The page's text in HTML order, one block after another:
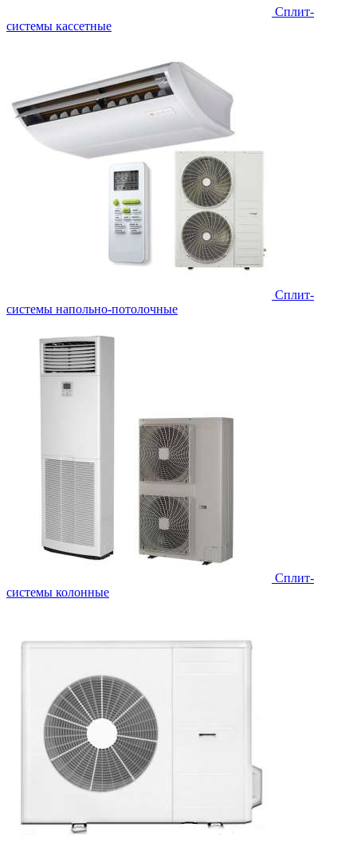
Сплит-
системы кассетные
Сплит-
системы напольно-потолочные
Cплит-
системы колонные